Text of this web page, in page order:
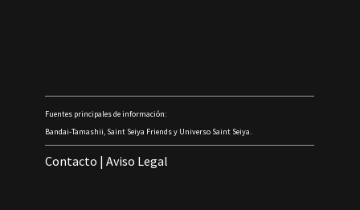
Fuentes principales de información:
Bandai-Tamashii, Saint Seiya Friends y Universo Saint Seiya.
Contacto |Aviso Legal